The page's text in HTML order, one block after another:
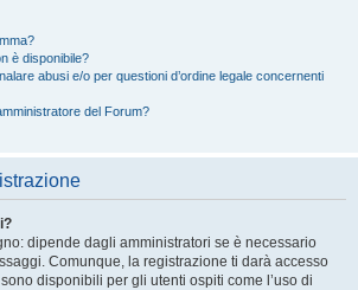
è disponibile?
abusi e/o per questioni d’ordine legale concernenti
del Forum?
dipende dagli amministratori se è necessario
Comunque, la registrazione ti darà accesso
disponibili per gli utenti ospiti come l’uso di